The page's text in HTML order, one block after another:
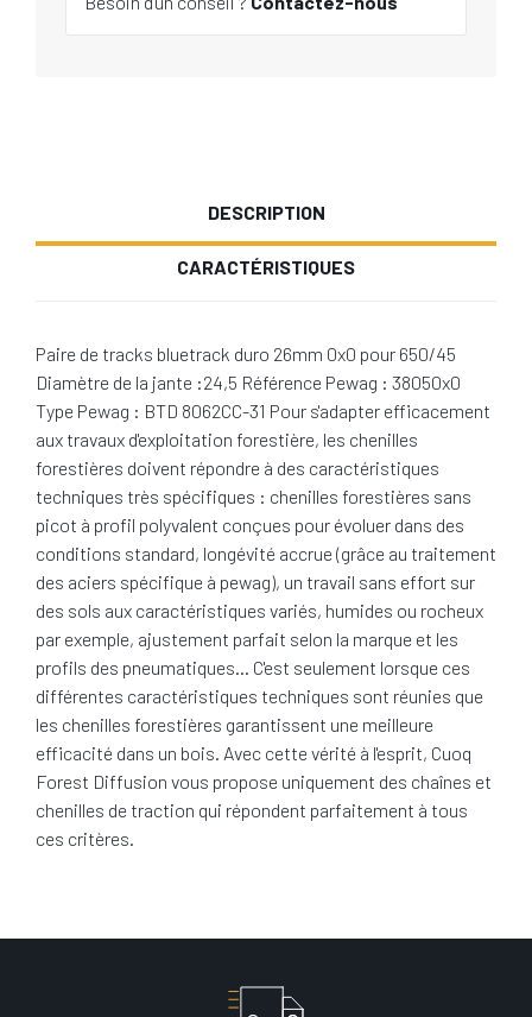
DESCRIPTION
CARACTÉRISTIQUES
Paire de tracks bluetrack duro 26mm 0x0 pour 650/45
Diamètre de la jante :24,5 Référence Pewag : 38050x0
Type Pewag : BTD 8062CC-31 Pour s'adapter efficacement
aux travaux d'exploitation forestière, les chenilles
forestières doivent répondre à des caractéristiques
techniques très spécifiques : chenilles forestières sans
picot à profil polyvalent conçues pour évoluer dans des
conditions standard, longévité accrue (grâce au traitement
des aciers spécifique à pewag), un travail sans effort sur
des sols aux caractéristiques variés, humides ou rocheux
par exemple, ajustement parfait selon la marque et les
profils des pneumatiques… C'est seulement lorsque ces
différentes caractéristiques techniques sont réunies que
les chenilles forestières garantissent une meilleure
efficacité dans un bois. Avec cette vérité à l'esprit, Cuoq
Forest Diffusion vous propose uniquement des chaînes et
chenilles de traction qui répondent parfaitement à tous
ces critères.